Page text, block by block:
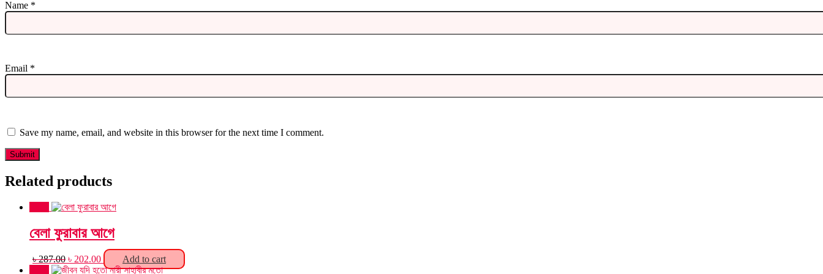
Name *
Email *
Save my name, email, and website in this browser for the next time I comment.
Related products
বেলা ফুরাবার আগে
৳287.00 Original
price
৳ 202.00Current
price
Add to cart